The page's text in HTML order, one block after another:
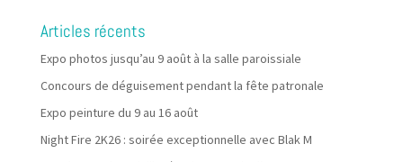
Articles récents
Expo photos jusqu’au 9 août à la salle paroissiale
Concours de déguisement pendant la fête patronale
Expo peinture du 9 au 16 août
Night Fire 2K26 : soirée exceptionnelle avec Blak M